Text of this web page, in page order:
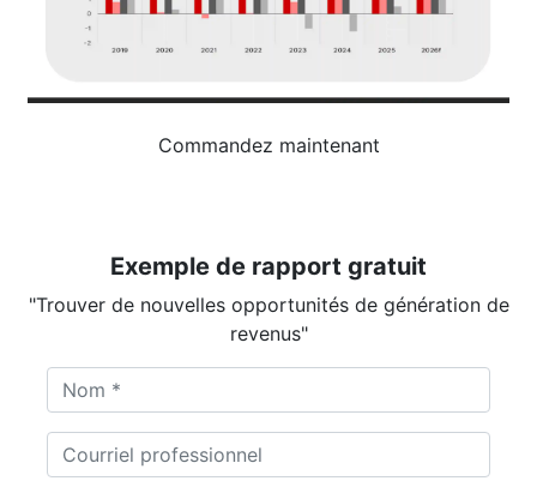
Commandez maintenant
Exemple de rapport gratuit
"Trouver de nouvelles opportunités de génération de
revenus"